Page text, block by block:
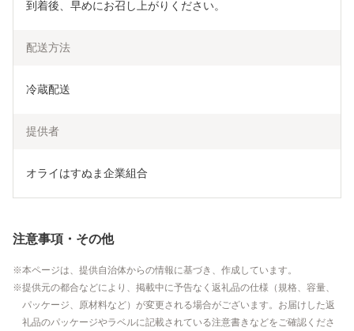
到着後、早めにお召し上がりください。
配送方法
冷蔵配送
提供者
オライはすぬま企業組合
注意事項・その他
本ページは、提供自治体からの情報に基づき、作成しています。
提供元の都合などにより、掲載中に予告なく返礼品の仕様（規格、容量、
パッケージ、原材料など）が変更される場合がございます。お届けした返
礼品のパッケージやラベルに記載されている注意書きなどをご確認くださ